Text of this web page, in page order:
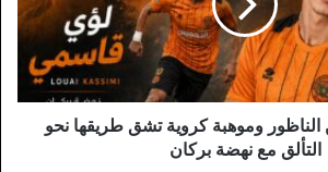
وموهبة كروية تشق طريقها نحو
التألق مع نهضة بركان